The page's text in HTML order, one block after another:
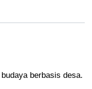
berbasis desa.